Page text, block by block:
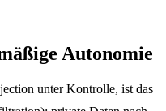
Autonomie
unter Kontrolle, ist das